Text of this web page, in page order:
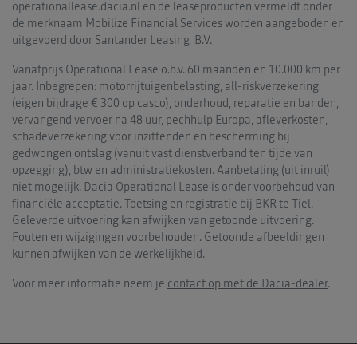
operationallease.dacia.nl en de leaseproducten vermeldt onder
de merknaam Mobilize Financial Services worden aangeboden en
uitgevoerd door Santander Leasing B.V.
Vanafprijs Operational Lease o.b.v. 60 maanden en 10.000 km per
jaar. Inbegrepen: motorrijtuigenbelasting, all-riskverzekering
(eigen bijdrage € 300 op casco), onderhoud, reparatie en banden,
vervangend vervoer na 48 uur, pechhulp Europa, afleverkosten,
schadeverzekering voor inzittenden en bescherming bij
gedwongen ontslag (vanuit vast dienstverband ten tijde van
opzegging), btw en administratiekosten. Aanbetaling (uit inruil)
niet mogelijk. Dacia Operational Lease is onder voorbehoud van
financiële acceptatie. Toetsing en registratie bij BKR te Tiel.
Geleverde uitvoering kan afwijken van getoonde uitvoering.
Fouten en wijzigingen voorbehouden. Getoonde afbeeldingen
kunnen afwijken van de werkelijkheid.
Voor meer informatie neem je contact op met de Dacia-dealer.